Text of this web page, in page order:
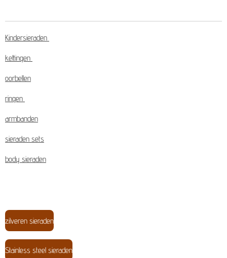
Kindersieraden
kettingen
oorbellen
ringen
armbanden
sieraden sets
body sieraden
zilveren sieraden
Stainless steel sieraden